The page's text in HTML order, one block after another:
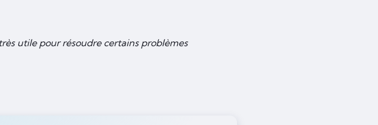
utile pour résoudre certains problèmes